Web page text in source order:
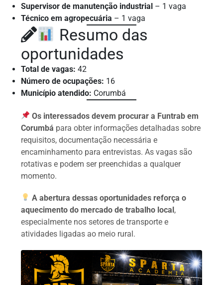
Supervisor de manutenção industrial – 1 vaga
Técnico em agropecuária – 1 vaga
Resumo das
oportunidades
Total de vagas: 42
Número de ocupações: 16
Município atendido: Corumbá
Os interessados devem procurar a Funtrab em
Corumbá para obter informações detalhadas sobre
requisitos, documentação necessária e
encaminhamento para entrevistas. As vagas são
rotativas e podem ser preenchidas a qualquer
momento.
A abertura dessas oportunidades reforça o
aquecimento do mercado de trabalho local,
especialmente nos setores de transporte e
atividades ligadas ao meio rural.